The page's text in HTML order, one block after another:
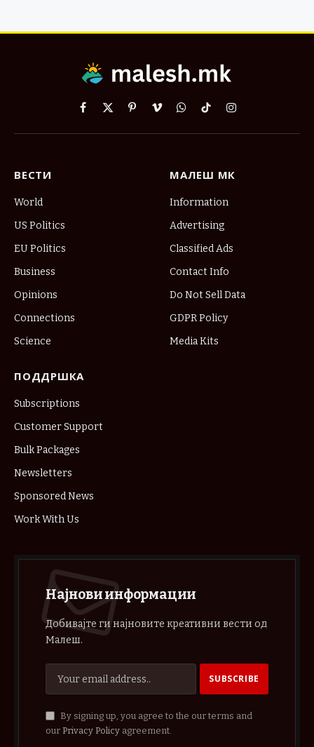
Facebook
X
PinterestVimeoWhatsApp
TikTokInstagram
ВЕСТИ
World
US Politics
EU Politics
Business
Opinions
Connections
Science
МАЛЕШ МК
Information
Advertising
Classified Ads
Contact Info
Do Not Sell Data
GDPR Policy
Media Kits
ПОДДРШКА
Subscriptions
Customer Support
Bulk Packages
Newsletters
Sponsored News
Work With Us
Најнови информации
Добивајте ги најновите креативни вести од
Малеш.
By signing up, you agree to the our terms and
our Privacy Policyagreement.